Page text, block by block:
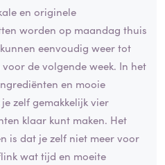
en originele
worden op maandag thuis
eenvoudig weer tot
de volgende week. In het
en mooie
zelf gemakkelijk vier
klaar kunt maken. Het
is dat je zelf niet meer voor
wat tijd en moeite